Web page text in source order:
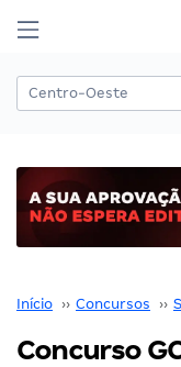
Início ›› Concursos ››
Concurso